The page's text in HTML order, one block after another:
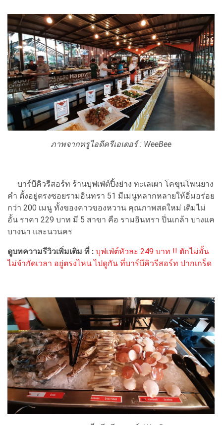
ภาพจากทรูไอดีครีเอเตอร์ : WeeBee
บาร์บีคิวรีสอร์ท ร้านบุฟเฟ่ต์ปิ้งย่าง ทะเลเผา โคขุนโพนยาง
คำ ตั้งอยู่ตรงซอยรามอินทรา 51 มีเมนูหลากหลายให้อิ่มอร่อย
กว่า 200 เมนู ทั้งของคาวของหวาน คุณภาพสดใหม่ เติมไม่
อั้น ราคา 229 บาท มี 5 สาขา คือ รามอินทรา ปิ่นเกล้า บางแค
บางนา และนวนคร
ดูบทความรีวิวเพิ่มเติม ที่ : บุฟเฟ่ต์หัวละ 249 บาท !! ตักไม่อั้น
ไม่จำกัดเวลา อยู่ตรงไหน ไปดูกัน ที่บาร์บีคิวรีสอร์ท ปากเกร็ด